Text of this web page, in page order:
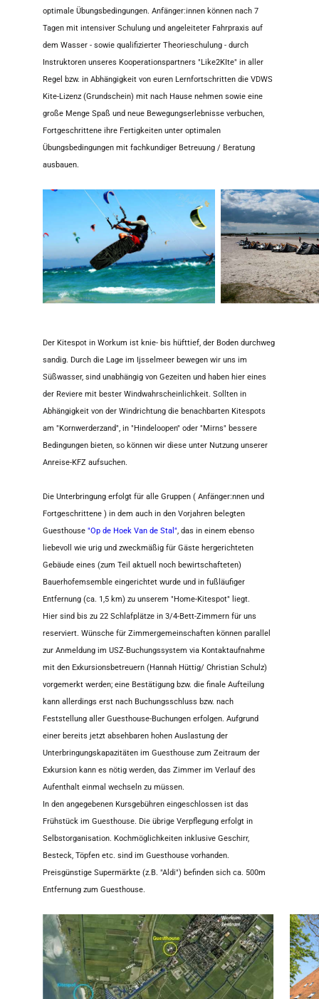
optimale Übungsbedingungen. Anfänger:innen können nach 7
Tagen mit intensiver Schulung und angeleiteter Fahrpraxis auf
dem Wasser - sowie qualifizierter Theorieschulung - durch
Instruktoren unseres Kooperationspartners "Like2KIte" in aller
Regel bzw. in Abhängigkeit von euren Lernfortschritten die VDWS
Kite-Lizenz (Grundschein) mit nach Hause nehmen sowie eine
große Menge Spaß und neue Bewegungserlebnisse verbuchen,
Fortgeschrittene ihre Fertigkeiten unter optimalen
Übungsbedingungen mit fachkundiger Betreuung / Beratung
ausbauen.
Der Kitespot in Workum ist knie- bis hüfttief, der Boden durchweg
sandig. Durch die Lage im Ijsselmeer bewegen wir uns im
Süßwasser, sind unabhängig von Gezeiten und haben hier eines
der Reviere mit bester Windwahrscheinlichkeit. Sollten in
Abhängigkeit von der Windrichtung die benachbarten Kitespots
am "Kornwerderzand", in "Hindeloopen" oder "Mirns" bessere
Bedingungen bieten, so können wir diese unter Nutzung unserer
Anreise-KFZ aufsuchen.
Die Unterbringung erfolgt für alle Gruppen ( Anfänger:nnen und
Fortgeschrittene ) in dem auch in den Vorjahren belegten
Guesthouse "Op de Hoek Van de Stal", das in einem ebenso
liebevoll wie urig und zweckmäßig für Gäste hergerichteten
Gebäude eines (zum Teil aktuell noch bewirtschafteten)
Bauerhofemsemble eingerichtet wurde und in fußläufiger
Entfernung (ca. 1,5 km) zu unserem "Home-Kitespot" liegt.
Hier sind bis zu 22 Schlafplätze in 3/4-Bett-Zimmern für uns
reserviert. Wünsche für Zimmergemeinschaften können parallel
zur Anmeldung im USZ-Buchungssystem via Kontaktaufnahme
mit den Exkursionsbetreuern (Hannah Hüttig/ Christian Schulz)
vorgemerkt werden; eine Bestätigung bzw. die finale Aufteilung
kann allerdings erst nach Buchungsschluss bzw. nach
Feststellung aller Guesthouse-Buchungen erfolgen. Aufgrund
einer bereits jetzt absehbaren hohen Auslastung der
Unterbringungskapazitäten im Guesthouse zum Zeitraum der
Exkursion kann es nötig werden, das Zimmer im Verlauf des
Aufenthalt einmal wechseln zu müssen.
In den angegebenen Kursgebühren eingeschlossen ist das
Frühstück im Guesthouse. Die übrige Verpflegung erfolgt in
Selbstorganisation. Kochmöglichkeiten inklusive Geschirr,
Besteck, Töpfen etc. sind im Guesthouse vorhanden.
Preisgünstige Supermärkte (z.B. "Aldi") befinden sich ca. 500m
Entfernung zum Guesthouse.